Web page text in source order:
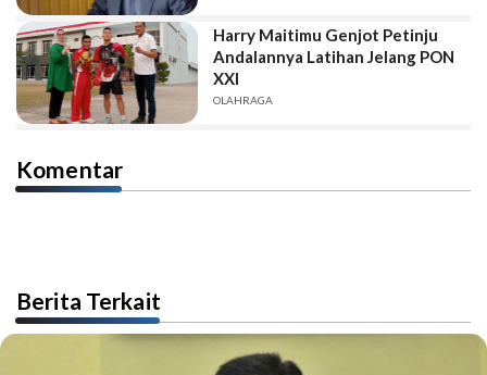
Harry Maitimu Genjot Petinju
Andalannya Latihan Jelang PON
XXI
OLAHRAGA
Komentar
Berita Terkait